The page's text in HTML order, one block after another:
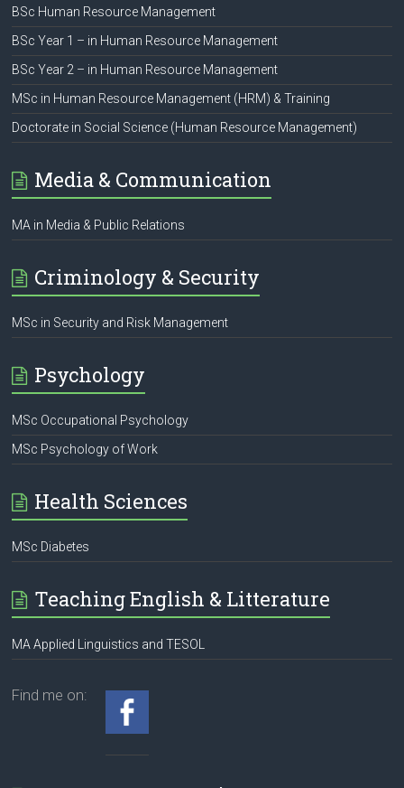
BSc Human Resource Management
BSc Year 1 – in Human Resource Management
BSc Year 2 – in Human Resource Management
MSc in Human Resource Management (HRM) & Training
Doctorate in Social Science (Human Resource Management)
Media & Communication
MA in Media & Public Relations
Criminology & Security
MSc in Security and Risk Management
Psychology
MSc Occupational Psychology
MSc Psychology of Work
Health Sciences
MSc Diabetes
Teaching English & Litterature
ΜΑ Applied Linguistics and TESOL
Find me on: